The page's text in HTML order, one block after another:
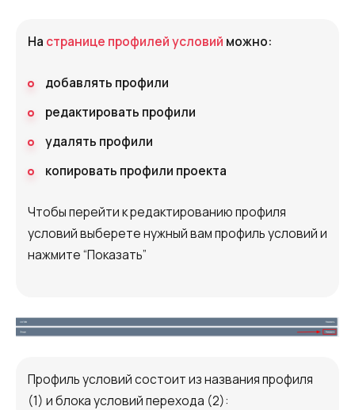
На странице профилей условий можно:
добавлять профили
редактировать профили
удалять профили
копировать профили проекта
Чтобы перейти к редактированию профиля
условий выберете нужный вам профиль условий и
нажмите “Показать”
Профиль условий состоит из названия профиля
(1) и блока условий перехода (2):